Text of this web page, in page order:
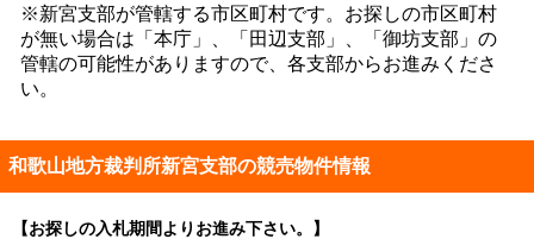
※新宮支部が管轄する市区町村です。お探しの市区町村
が無い場合は「本庁」、「田辺支部」、「御坊支部」の
管轄の可能性がありますので、各支部からお進みくださ
い。
和歌山地方裁判所新宮支部の競売物件情報
【お探しの入札期間よりお進み下さい。】